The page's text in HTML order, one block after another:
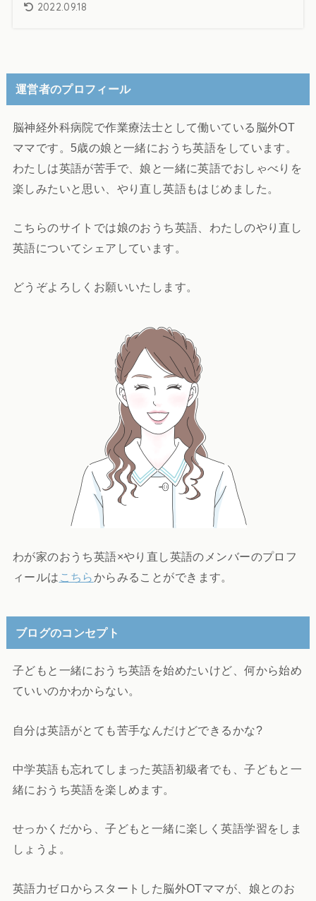
2022.09.18
運営者のプロフィール
脳神経外科病院で作業療法士として働いている脳外OT
ママです。5歳の娘と一緒におうち英語をしています。
わたしは英語が苦手で、娘と一緒に英語でおしゃべりを
楽しみたいと思い、やり直し英語もはじめました。
こちらのサイトでは娘のおうち英語、わたしのやり直し
英語についてシェアしています。
どうぞよろしくお願いいたします。
わが家のおうち英語×やり直し英語のメンバーのプロフ
ィールは こちらからみることができます。
ブログのコンセプト
子どもと一緒におうち英語を始めたいけど、何から始め
ていいのかわからない。
自分は英語がとても苦手なんだけどできるかな?
中学英語も忘れてしまった英語初級者でも、子どもと一
緒におうち英語を楽しめます。
せっかくだから、子どもと一緒に楽しく英語学習をしま
しょうよ。
英語力ゼロからスタートした脳外OTママが、娘とのお